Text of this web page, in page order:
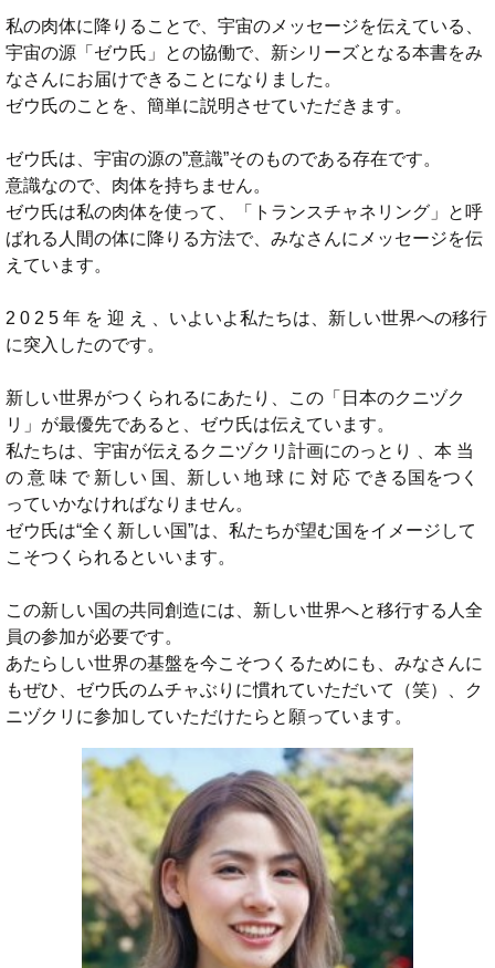
私の肉体に降りることで、宇宙のメッセージを伝えている、
宇宙の源「ゼウ氏」との協働で、新シリーズとなる本書をみ
なさんにお届けできることになりました。
ゼウ氏のことを、簡単に説明させていただきます。
ゼウ氏は、宇宙の源の”意識”そのものである存在です。
意識なので、肉体を持ちません。
ゼウ氏は私の肉体を使って、「トランスチャネリング」と呼
ばれる人間の体に降りる方法で、みなさんにメッセージを伝
えています。
2 0 2 5 年 を 迎 え 、いよいよ私たちは、新しい世界への移行
に突入したのです。
新しい世界がつくられるにあたり、この「日本のクニヅク
リ」が最優先であると、ゼウ氏は伝えています。
私たちは、宇宙が伝えるクニヅクリ計画にのっとり 、本 当
の 意 味 で 新しい 国、新しい 地 球 に 対 応 できる国をつく
っていかなければなりません。
ゼウ氏は“全く新しい国”は、私たちが望む国をイメージして
こそつくられるといいます。
この新しい国の共同創造には、新しい世界へと移行する人全
員の参加が必要です。
あたらしい世界の基盤を今こそつくるためにも、みなさんに
もぜひ、ゼウ氏のムチャぶりに慣れていただいて（笑）、ク
ニヅクリに参加していただけたらと願っています。